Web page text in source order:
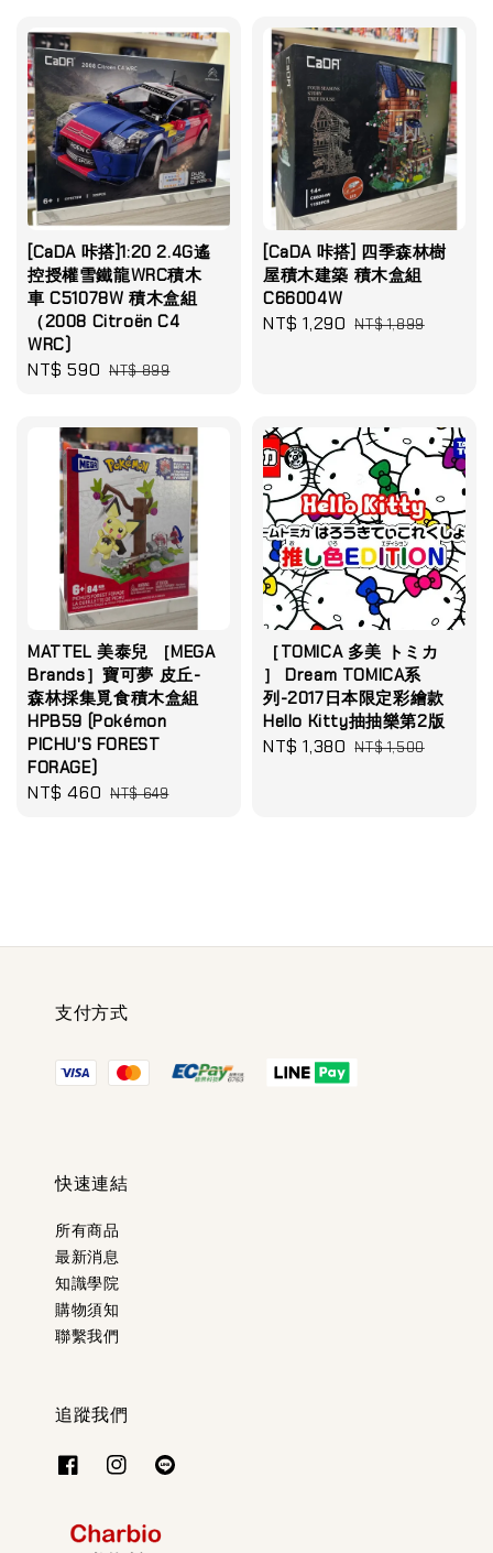
[CaDA 咔搭]1:20 2.4G遙
控授權雪鐵龍WRC積木
車 C51078W 積木盒組
（2008 Citroën C4
WRC)
Sale
NT$ 590 Regular
NT$ 899
[CaDA 咔搭] 四季森林樹
屋積木建築 積木盒組
C66004W
Sale
NT$ 1,290 Regular
NT$ 1,899
MATTEL 美泰兒 ［MEGA
Brands］寶可夢 皮丘-
森林採集覓食積木盒組
HPB59 (Pokémon
PICHU'S FOREST
FORAGE)
Sale
NT$ 460 Regular
NT$ 649
［TOMICA 多美 トミカ
］ Dream TOMICA系
列-2017日本限定彩繪款
Hello Kitty抽抽樂第2版
Sale
NT$ 1,380 Regular
NT$ 1,500
支付方式
快速連結
所有商品
最新消息
知識學院
購物須知
聯繫我們
追蹤我們